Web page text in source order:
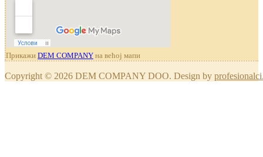
Прикажи DEM COMPANY на већој мапи
Copyright © 2026 DEM COMPANY DOO. Design by